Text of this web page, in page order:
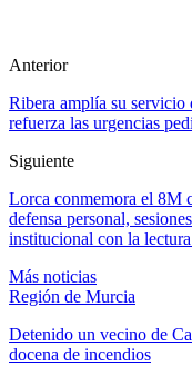
Anterior
Ribera amplía su
refuerza las urgencias
Siguiente
Lorca conmemora el 8M
defensa personal,
institucional con la
Más noticias
Región de Murcia
Detenido un vecino de
docena de incendios